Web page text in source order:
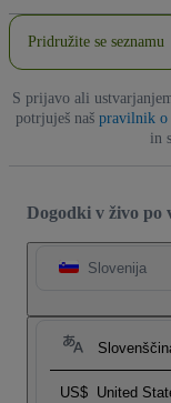
Pridružite se seznamu
S prijavo ali
potrjuješ naš pravilnik o
in
Dogodki v živo po
Slovenija
US$ United